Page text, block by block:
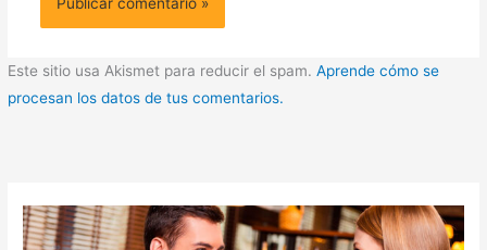
Este sitio usa Akismet para reducir el spam.Aprende cómo se
procesan los datos de tus comentarios.